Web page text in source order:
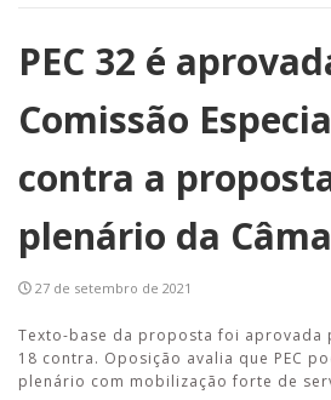
PEC 32 é
Comissão
contra a
plenário da
27 de setembro de 2021
Texto-base da proposta foi aprovada
18 contra. Oposição avalia que PEC
plenário com mobilização forte de